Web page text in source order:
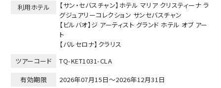
利用ホテル
【サン・セバスチャン】ホテル マリア クリスティーナ ラ
グジュアリーコレクション サンセバスチャン
【ビルバオ】ジ アーティスト グランド ホテル オブ アー
ト
【バルセロナ】クラリス
ツアーコード
TQ-KET1031-CLA
有効期限
2026年07月15日～2026年12月31日